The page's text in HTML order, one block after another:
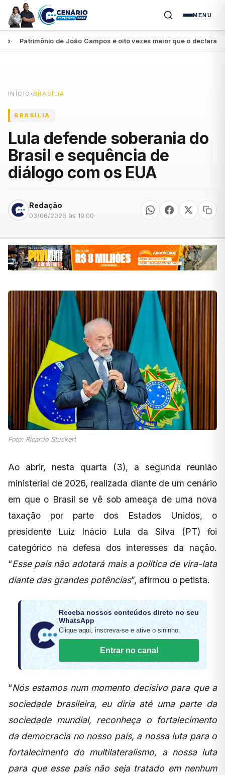
MENU
Patrimônio de João Campos é oito vezes maior que o declarado por
INÍCIO › BRASÍLIA
BRASÍLIA
Lula defende soberania do
Brasil e sequência de
diálogo com os EUA
Redação
03/06/2026 às 19:00
Foto: Ricardo Stuckert
Ao abrir, nesta quarta (3), a segunda reunião
ministerial de 2026, realizada diante de um cenário
em que o Brasil se vê sob ameaça de uma nova
taxação por parte dos Estados Unidos, o
presidente Luiz Inácio Lula da Silva (PT) foi
categórico na defesa dos interesses da nação.
“Esse país não adotará mais a política de vira-lata
diante das grandes potências”, afirmou o petista.
Receba nossos conteúdos direto no seu
WhatsApp
Clique aqui, inscreva-se e ative o sininho.
Entrar no canal
“Nós estamos num momento decisivo para que a
sociedade brasileira, eu diria até uma parte da
sociedade mundial, reconheça o fortalecimento
da democracia no nosso país, a nossa luta para o
fortalecimento do multilateralismo, a nossa luta
para que esse país não seja tratado em nenhum